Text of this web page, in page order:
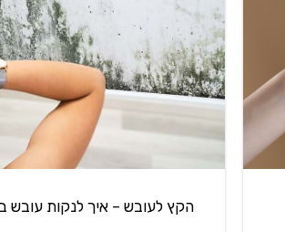
הקץ לעובש – איך לנקות עובש